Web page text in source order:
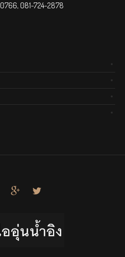
081-724-2878